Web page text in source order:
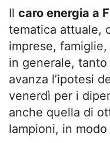
Il caro energia a
tematica attuale,
imprese,
in generale,
avanza l’ipotesi
venerdì per i
anche quella di
lampioni, in